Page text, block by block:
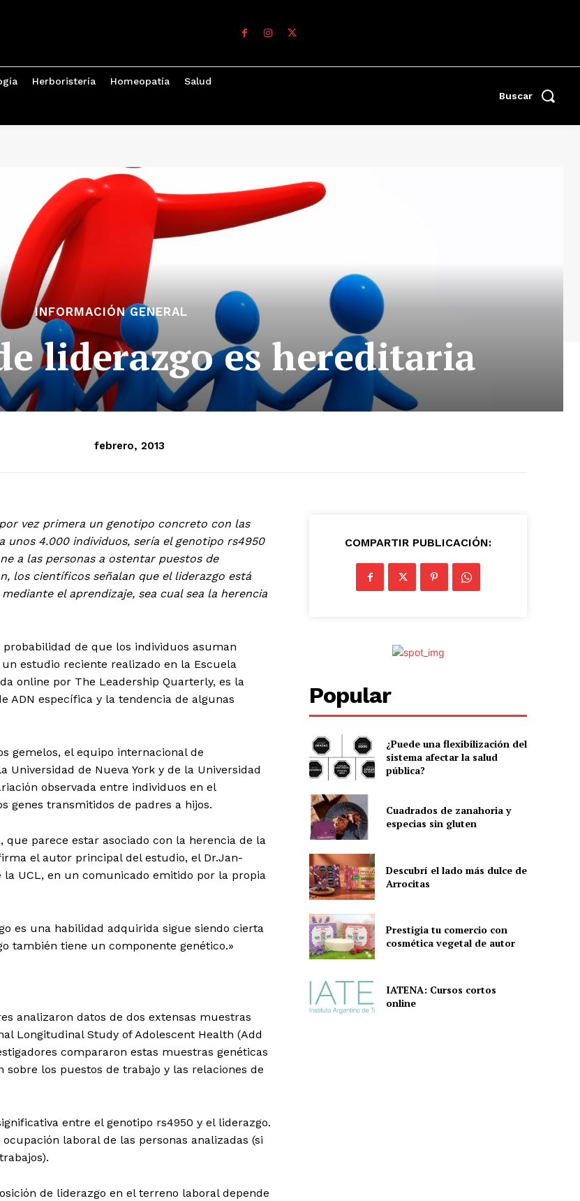
Herboristería Homeopatía Salud
Buscar
INFORMACIÓN GENERAL
liderazgo es hereditaria
febrero, 2013
vez primera un genotipo concreto con las
unos 4.000 individuos, sería el genotipo rs4950
a las personas a ostentar puestos de
los científicos señalan que el liderazgo está
el aprendizaje, sea cual sea la herencia
de que los individuos asuman
estudio reciente realizado en la Escuela
online por The Leadership Quarterly, es la
específica y la tendencia de algunas
gemelos, el equipo internacional de
Universidad de Nueva York y de la Universidad
observada entre individuos en el
genes transmitidos de padres a hijos.
parece estar asociado con la herencia de la
el autor principal del estudio, el Dr.Jan-
UCL, en un comunicado emitido por la propia
es una habilidad adquirida sigue siendo cierta
también tiene un componente genético.»
analizaron datos de dos extensas muestras
Longitudinal Study of Adolescent Health (Add
compararon estas muestras genéticas
los puestos de trabajo y las relaciones de
entre el genotipo rs4950 y el liderazgo.
laboral de las personas analizadas (si
de liderazgo en el terreno laboral depende
COMPARTIR PUBLICACIÓN:
Popular
¿Puede una flexibilización del
sistema afectar la salud
pública?
Cuadrados de zanahoria y
especias sin gluten
Descubrí el lado más dulce de
Arrocitas
Prestigia tu comercio con
cosmética vegetal de autor
IATENA: Cursos cortos
online